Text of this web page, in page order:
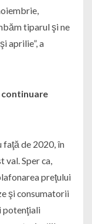
tiparul şi ne
aprilie”, a
faţă de 2020, în
Sper ca,
preţului
şi consumatorii
potenţiali